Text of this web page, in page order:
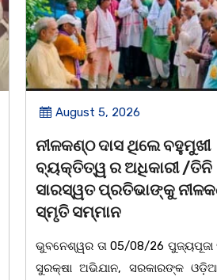
August 5, 2026
ବକୁଳବନର ମହକ ସତ୍ୟବାଦୀ ର
ସନ୍ଥ
ପଣ୍ଡିତ ନୀଳକଣ୍ଠ ଦାଶ
ସୁଯୋଗ୍ଯ ସନ୍ତାନସତ୍ୟବାଦୀ
,ନବରବି ସମ ଉଜ୍ଜ୍ବଳମୟ
ନୀଳକଣ୍ଠ lଆଦର୍ଶ ଶିକ୍ଷକ,